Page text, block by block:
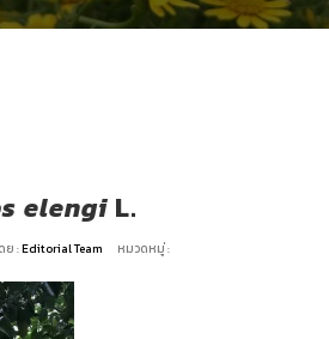
elengiL.
ย :Editorial Team หมวดหมู่ :